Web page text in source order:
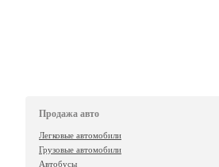
Продажа авто
Легковые автомобили
Грузовые автомобили
Автобусы